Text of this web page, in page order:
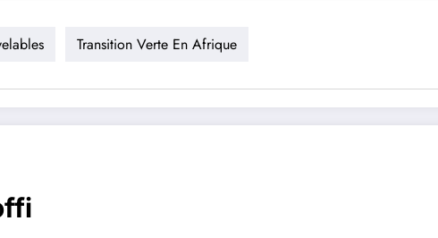
Transition Verte En Afrique